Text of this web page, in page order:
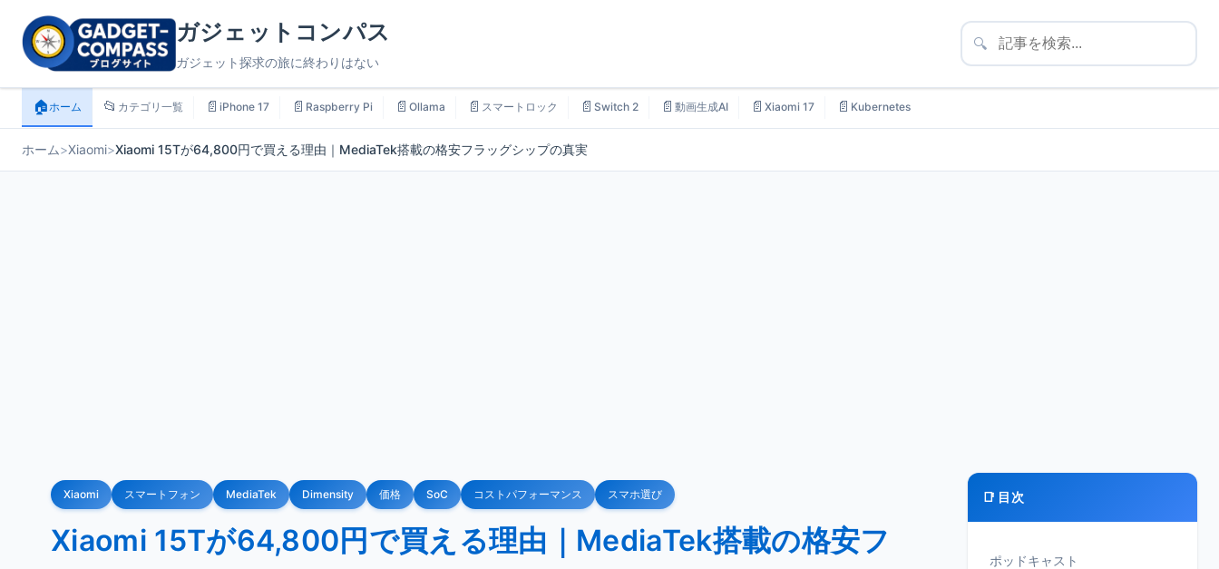
ガジェットコンパス
ガジェット探求の旅に終わりはない
🔍
🏠ホーム 📂 カテゴリ一覧 📄 iPhone 17 📄 Raspberry Pi 📄 Ollama 📄 スマートロック 📄 Switch 2 📄 動画生成AI 📄 Xiaomi 17 📄 Kubernetes
ホーム>Xiaomi>Xiaomi 15Tが64,800円で買える理由｜MediaTek搭載の格安フラッグシップの真実
Xiaomi スマートフォン MediaTek Dimensity 価格 SoC コストパフォーマンス スマホ選び
Xiaomi 15Tが64,800円で買える理由｜MediaTek搭載の格安フ
📑 目次
ポッドキャスト